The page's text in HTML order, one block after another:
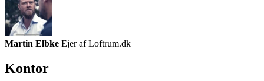
Martin Elbke Ejer af Loftrum.dk
Kontor